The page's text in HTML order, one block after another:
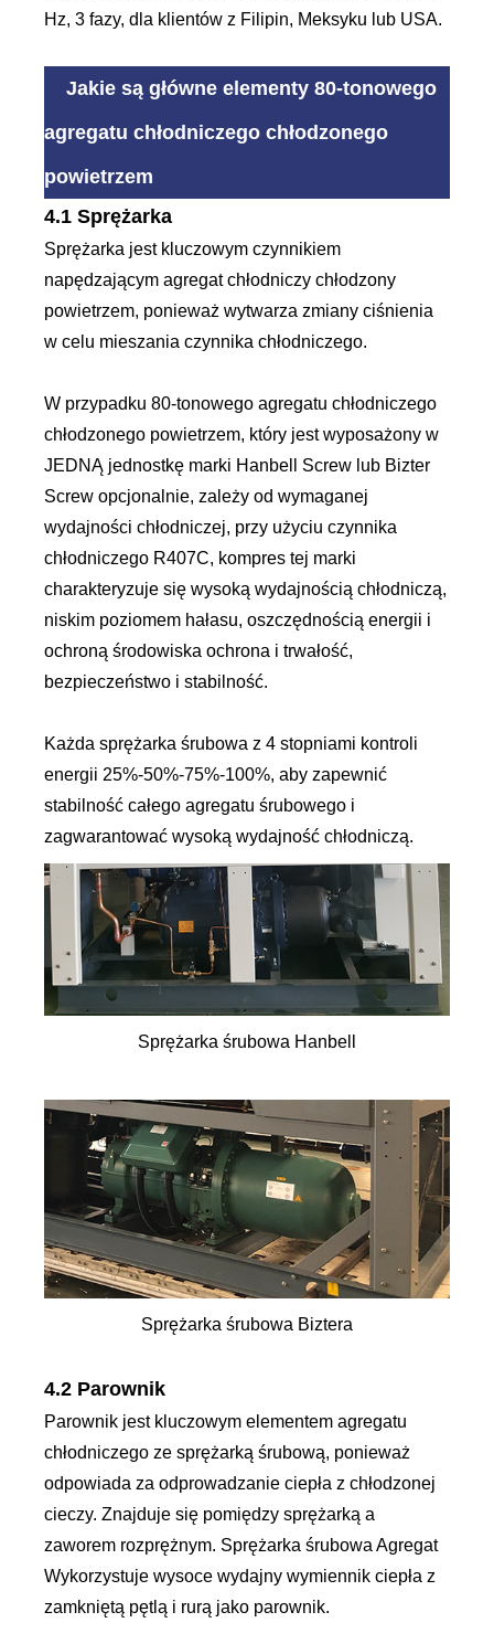
Hz, 3 fazy, dla klientów z Filipin, Meksyku lub USA.
Jakie są główne elementy 80-tonowego
agregatu chłodniczego chłodzonego
powietrzem
4.1 Sprężarka
Sprężarka jest kluczowym czynnikiem
napędzającym agregat chłodniczy chłodzony
powietrzem, ponieważ wytwarza zmiany ciśnienia
w celu mieszania czynnika chłodniczego.
W przypadku 80-tonowego agregatu chłodniczego
chłodzonego powietrzem, który jest wyposażony w
JEDNĄ jednostkę marki Hanbell Screw lub Bizter
Screw opcjonalnie, zależy od wymaganej
wydajności chłodniczej, przy użyciu czynnika
chłodniczego R407C, kompres tej marki
charakteryzuje się wysoką wydajnością chłodniczą,
niskim poziomem hałasu, oszczędnością energii i
ochroną środowiska ochrona i trwałość,
bezpieczeństwo i stabilność.
Każda sprężarka śrubowa z 4 stopniami kontroli
energii 25%-50%-75%-100%, aby zapewnić
stabilność całego agregatu śrubowego i
zagwarantować wysoką wydajność chłodniczą.
Sprężarka śrubowa Hanbell
Sprężarka śrubowa Biztera
4.2 Parownik
Parownik jest kluczowym elementem agregatu
chłodniczego ze sprężarką śrubową, ponieważ
odpowiada za odprowadzanie ciepła z chłodzonej
cieczy. Znajduje się pomiędzy sprężarką a
zaworem rozprężnym. Sprężarka śrubowa Agregat
Wykorzystuje wysoce wydajny wymiennik ciepła z
zamkniętą pętlą i rurą jako parownik.